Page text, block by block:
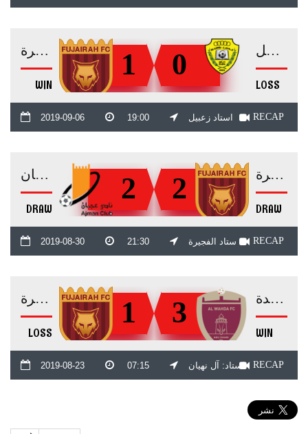
1 الفجيرة
WIN
0 الوصل
LOSS
2019-09-06 19:00 استاد زعبيل RECAP
2 عجمان
DRAW
2 الفجيرة
DRAW
2019-08-30 21:30 ستاد الفجيرة RECAP
1 الفجيرة
LOSS
3 الوحدة
WIN
2019-08-23 07:15 استاد: آل نهيان RECAP